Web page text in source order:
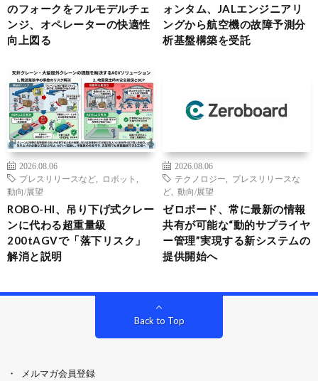
のフォークをフルモデルチェ
ンジ、オペレーターの快適性
向上図る
ォンタム、JALエンジニアリ
ングから航空機の故障予測分
析基盤構築を受託
2026.08.06
プレスリリースなど
ロボット
動向/展望
ROBO-HI、吊り下げ式クレー
ンに代わる超重量級
200tAGVで「落下リスク」
解消と説明
2026.08.06
テクノロジー
プレスリリースな
ど
動向/展望
ゼロボード、常に最新の情報
共有が可能な“動的サプライヤ
ー管理”実現する新システムの
提供開始へ
Back to Top
メルマガ会員登録